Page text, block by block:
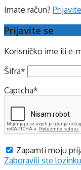
Imate račun?
Prijavite se
Korisničko ime ili e-
Šifra*
Captcha*
Zapamti moju
Zaboravili ste